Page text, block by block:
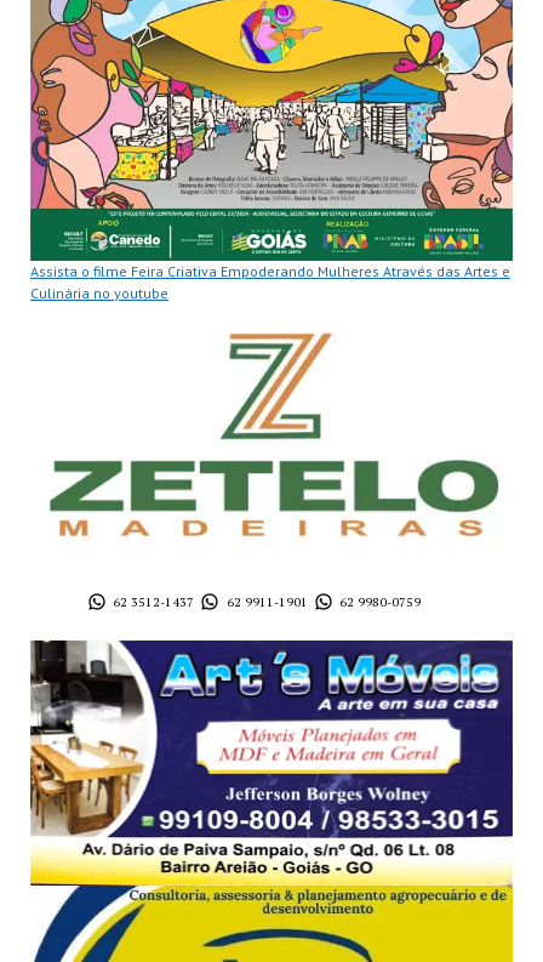
Assista o filme Feira Criativa Empoderando Mulheres Através das Artes e
Culinária no youtube
62 3512-1437 62 9911-1901 62 9980-0759